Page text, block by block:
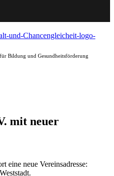
für Bildung und Gesundheitsförderung
mit neuer
eine neue Vereinsadresse: